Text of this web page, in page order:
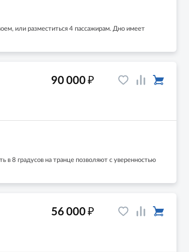
или разместиться 4 пассажирам. Дно имеет
в 8 градусов на транце позволяют с уверенностью
90 000₽
56 000₽